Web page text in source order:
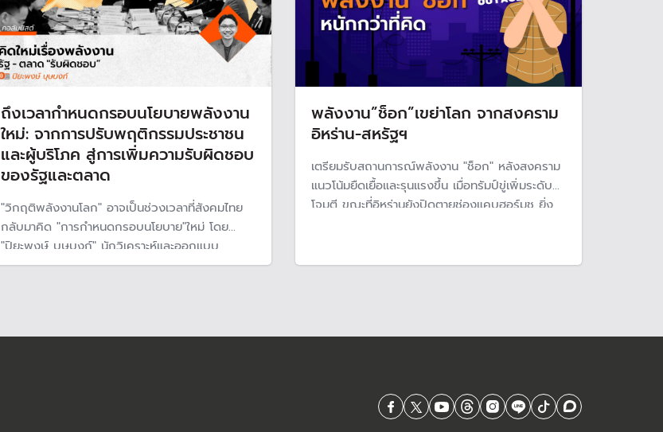
ถึงเวลากำหนดกรอบนโยบายพลังงาน
ใหม่: จากการปรับพฤติกรรมประชาชน
และผู้บริโภค สู่การเพิ่มความรับผิดชอบ
ของรัฐและตลาด
"วิกฤติพลังงานโลก" อาจเป็นช่วงเวลาที่สังคมไทย
กลับมาคิด "การกำหนดกรอบนโยบาย"ใหม่ โดย
"ปิยะพงษ์ บุษบงก์" นักวิเคราะห์และออกแบบ
นโยบาย สถาบันนโยบายสาธารณะ มหาวิทยาลัย
พลังงาน”ช็อก”เขย่าโลก จากสงคราม
อิหร่าน-สหรัฐฯ
เตรียมรับสถานการณ์พลังงาน "ช็อก" หลังสงคราม
แนวโน้มยืดเยื้อและรุนแรงขึ้น เมื่อทรัมป์ขู่เพิ่มระดับ
โจมตี ขณะที่อิหร่านยังปิดตายช่องแคบฮอร์มุช ยิ่ง
รัฐบาลงัดแพ็คเกจใหญ่รับมือ ทำงานที่บ้าน WFH